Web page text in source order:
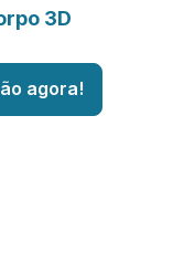
3D
agora!